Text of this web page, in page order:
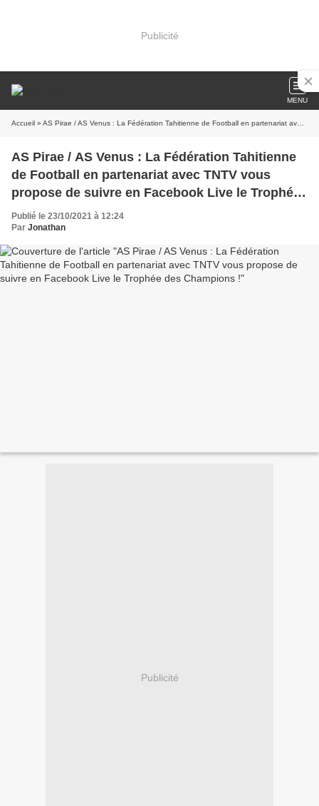
Publicité
MENU
Accueil » AS Pirae / AS Venus : La Fédération Tahitienne de Football en partenariat avec TNTV vous propose de suivre en Facebook Live le Trophée des Champions !
AS Pirae / AS Venus : La Fédération Tahitienne
de Football en partenariat avec TNTV vous
propose de suivre en Facebook Live le Trophée
des Champions !
Publié le 23/10/2021 à 12:24
Par Jonathan
Publicité